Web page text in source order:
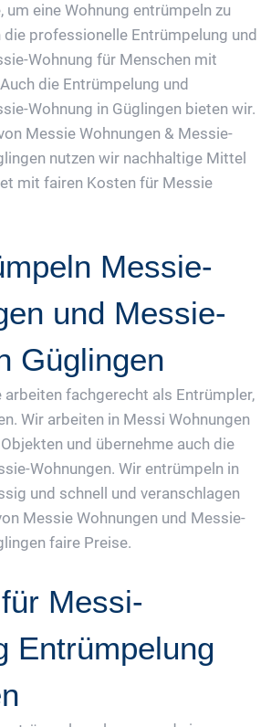
um eine Wohnung entrümpeln zu
die professionelle Entrümpelung und
Wohnung für Menschen mit
die Entrümpelung und
Wohnung in Güglingen bieten wir.
Messie Wohnungen & Messie-
nutzen wir nachhaltige Mittel
mit fairen Kosten für Messie
Messie-
und Messie-
Güglingen
arbeiten fachgerecht als Entrümpler,
Wir arbeiten in Messi Wohnungen
und übernehme auch die
Wohnungen. Wir entrümpeln in
und schnell und veranschlagen
Messie Wohnungen und Messie-
faire Preise.
Messi-
Entrümpelung